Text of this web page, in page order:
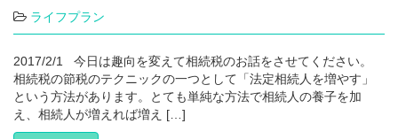
ライフプラン
2017/2/1 今日は趣向を変えて相続税のお話をさせてください。
相続税の節税のテクニックの一つとして「法定相続人を増やす」
という方法があります。とても単純な方法で相続人の養子を加
え、相続人が増えれば増え […]